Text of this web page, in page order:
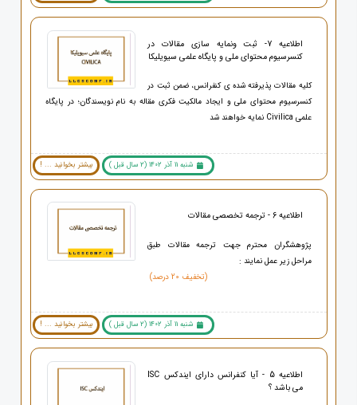
اطلاعیه 7- ثبت ونمایه سازی مقالات در
کنسرسیوم محتوای ملی و پایگاه علمی سیویلیکا
کلیه مقالات پذیرفته شده ی کنفرانس، ضمن ثبت در
کنسرسیوم محتوای ملی و ایجاد مالکیت فکری مقاله به نام نویسندگان؛ در پایگاه
علمی Civilica نمایه خواهند شد
شنبه 11 آذر 1402 (2 سال قبل ) بیشتر بخوانید ... !
اطلاعیه 6 - ترجمه تخصصی مقالات
پژوهشگران محترم جهت ترجمه مقالات طبق
مراحل زیر عمل نمایند :
(تخفیف 20 درصد)
شنبه 11 آذر 1402 (2 سال قبل ) بیشتر بخوانید ... !
اطلاعیه 5 - آیا کنفرانس دارای ایندکس ISC
می باشد ؟